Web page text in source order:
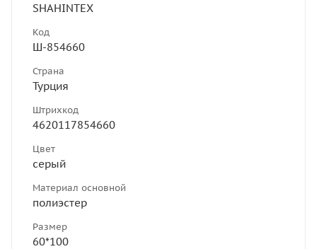
SHAHINTEX
Код
Ш-854660
Страна
Турция
Штрихкод
4620117854660
Цвет
серый
Материал основной
полиэстер
Размер
60*100